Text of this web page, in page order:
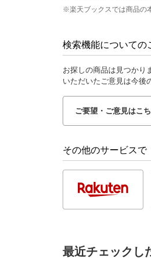
※楽天ブックスでは商品の
検索機能についての
お探しの商品は見つかり
いただいたご意見は今後
ご要望・ご意見はこ
その他のサービスで
最近チェックし